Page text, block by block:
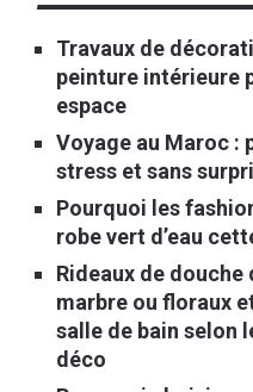
Travaux de
peinture intérieure
espace
Voyage au Maroc :
stress et sans
Pourquoi les
robe vert d’eau
Rideaux de
marbre ou floraux
salle de bain selon
déco